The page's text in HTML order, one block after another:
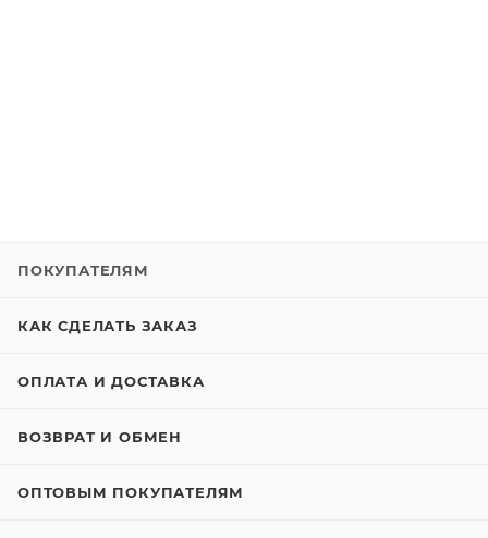
ПОКУПАТЕЛЯМ
КАК СДЕЛАТЬ ЗАКАЗ
ОПЛАТА И ДОСТАВКА
ВОЗВРАТ И ОБМЕН
ОПТОВЫМ ПОКУПАТЕЛЯМ